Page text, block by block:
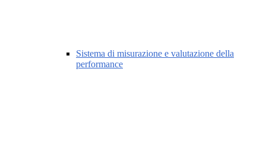
Sistema di misurazione e valutazione della
performance